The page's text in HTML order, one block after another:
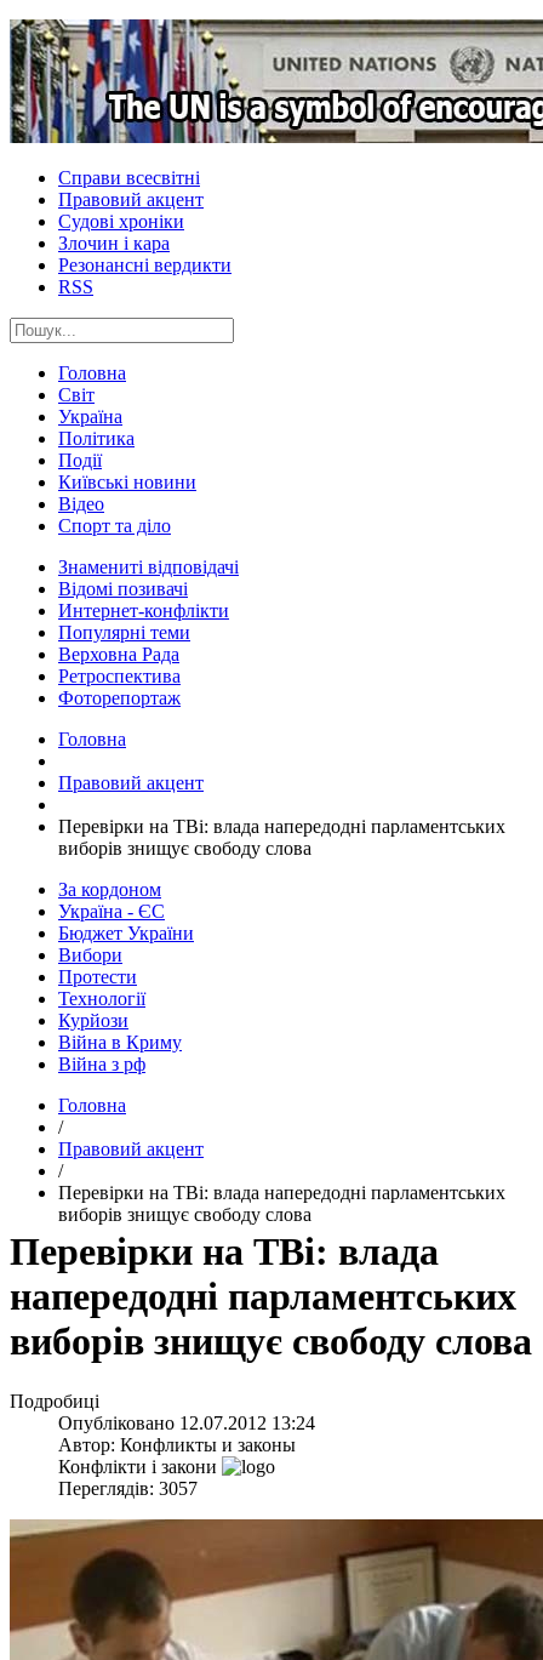
Справи всесвітні
Правовий акцент
Судові хроніки
Злочин і кара
Резонансні вердикти
RSS
Головна
Світ
Україна
Політика
Події
Київські новини
Відео
Спорт та діло
Знамениті відповідачі
Відомі позивачі
Интернет-конфлікти
Популярні теми
Верховна Рада
Ретроспектива
Фоторепортаж
Головна
Правовий акцент
Перевірки на ТВі: влада напередодні парламентських
виборів знищує свободу слова
За кордоном
Україна - ЄС
Бюджет України
Вибори
Протести
Технології
Курйози
Війна в Криму
Війна з рф
Головна
/
Правовий акцент
/
Перевірки на ТВі: влада напередодні парламентських
виборів знищує свободу слова
Перевірки на ТВі: влада
напередодні парламентських
виборів знищує свободу слова
Подробиці
Опубліковано 12.07.2012 13:24
Автор: Конфликты и законы
Конфлікти і закони
Переглядів: 3057